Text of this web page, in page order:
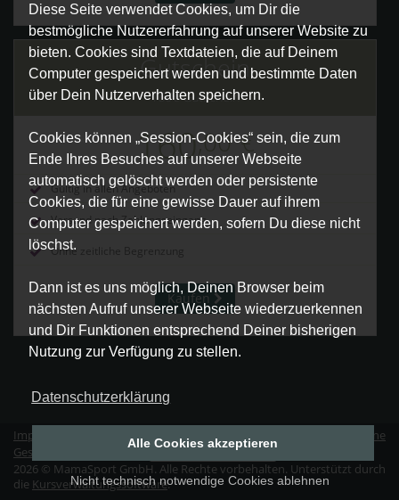
Diese Seite verwendet Cookies, um Dir die
bestmögliche Nutzererfahrung auf unserer Website zu
bieten. Cookies sind Textdateien, die auf Deinem
Computer gespeichert werden und bestimmte Daten
über Dein Nutzerverhalten speichern.
Cookies können „Session-Cookies“ sein, die zum
Ende Ihres Besuches auf unserer Webseite
automatisch gelöscht werden oder persistente
Cookies, die für eine gewisse Dauer auf ihrem
Computer gespeichert werden, sofern Du diese nicht
löschst.
Dann ist es uns möglich, Deinen Browser beim
nächsten Aufruf unserer Webseite wiederzuerkennen
und Dir Funktionen entsprechend Deiner bisherigen
Nutzung zur Verfügung zu stellen.
Datenschutzerklärung
Nicht technisch notwendige Cookies ablehnen
Alle Cookies akzeptieren
Gutschein
160€ Gutschein
160,00 €
Gültig in allen Angeboten
Versand nach Zahlungseingang
Ohne zeitliche Begrenzung
Kaufen
Impressum Datenschutz | Erklärung zur Barrierefreiheit
Allgemeine
Geschäftsbedingungen|
Vertrag widerrufen
2026 © MamaSport GmbH. Alle Rechte vorbehalten. Unterstützt durch
die Kursverwaltungssoftware.